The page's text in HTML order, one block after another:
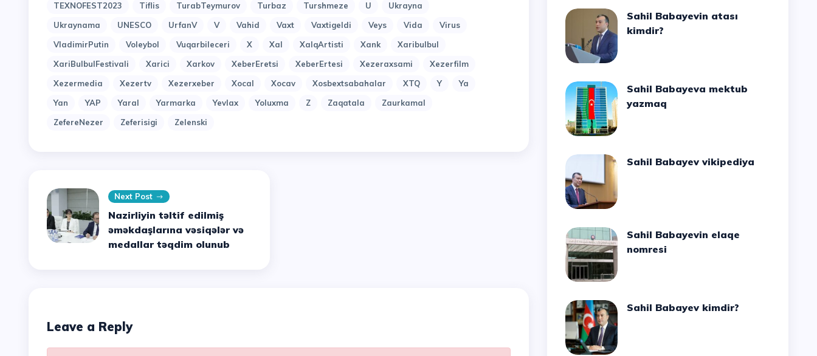
TEXNOFEST2023
Tiflis TurabTeymurov Turbaz Turshmeze U
Ukrayna
Ukraynama
UNESCO UrfanV V Vahid Vaxt Vaxtigeldi Veys Vida
Virus
VladimirPutin
Voleybol Vuqarbileceri X Xal XalqArtisti Xank
Xaribulbul
XariBulbulFestivali
Xarici Xarkov XeberEretsi XeberErtesi Xezeraxsami
Xezerfilm
Xezermedia
Xezertv Xezerxeber Xocal Xocav Xosbextsabahalar XTQ Y
Ya
Yan
YAP Yaral Yarmarka Yevlax Yoluxma Z Zaqatala
Zaurkamal
ZefereNezer
Zeferisigi Zelenski
Next Post
Nazirliyin təltif edilmiş
əməkdaşlarına vəsiqələr və
medallar təqdim olunub
Leave a Reply
Sahil Babayevin atası
kimdir?
Sahil Babayeva mektub
yazmaq
Sahil Babayev vikipediya
Sahil Babayevin elaqe
nomresi
Sahil Babayev kimdir?